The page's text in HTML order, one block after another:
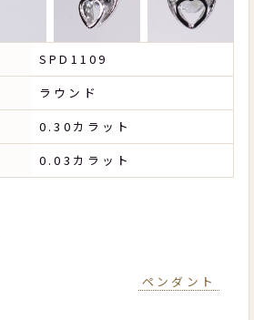
SPD1109
ラウンド
0.30カラット
0.03カラット
ペンダント